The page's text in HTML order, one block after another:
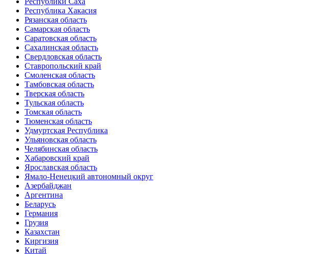
Республика Хакасия
Рязанская область
Самарская область
Саратовская область
Сахалинская область
Свердловская область
Ставропольский край
Смоленская область
Тамбовская область
Тверская область
Тульская область
Томская область
Тюменская область
Удмуртская Республика
Ульяновская область
Челябинская область
Хабаровский край
Ярославская область
Ямало-Ненецкий автономный округ
Азербайджан
Аргентина
Беларусь
Германия
Грузия
Казахстан
Киргизия
Китай